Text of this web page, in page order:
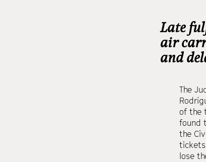
Late
air
and
The
of the
found
the
lose